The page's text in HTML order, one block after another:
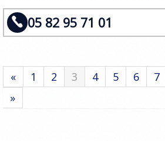
05 82 95 71 01
« 1 2 3 4 5 6 7
»